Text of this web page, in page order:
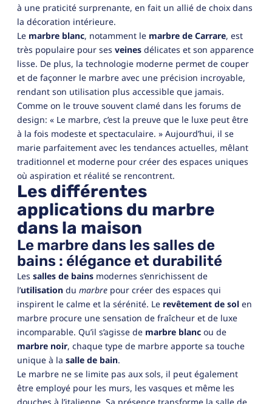
à une praticité surprenante, en fait un allié de choix dans
la décoration intérieure.
Le marbre blanc, notamment le marbre de Carrare, est
très populaire pour ses veines délicates et son apparence
lisse. De plus, la technologie moderne permet de couper
et de façonner le marbre avec une précision incroyable,
rendant son utilisation plus accessible que jamais.
Comme on le trouve souvent clamé dans les forums de
design: « Le marbre, c’est la preuve que le luxe peut être
à la fois modeste et spectaculaire. » Aujourd’hui, il se
marie parfaitement avec les tendances actuelles, mêlant
traditionnel et moderne pour créer des espaces uniques
où aspiration et réalité se rencontrent.
Les différentes
applications du marbre
dans la maison
Le marbre dans les salles de
bains : élégance et durabilité
Les salles de bains modernes s’enrichissent de
l’utilisation du marbre pour créer des espaces qui
inspirent le calme et la sérénité. Le revêtement de sol en
marbre procure une sensation de fraîcheur et de luxe
incomparable. Qu’il s’agisse de marbre blanc ou de
marbre noir, chaque type de marbre apporte sa touche
unique à la salle de bain.
Le marbre ne se limite pas aux sols, il peut également
être employé pour les murs, les vasques et même les
douches à l’italienne. Sa présence transforme la salle de